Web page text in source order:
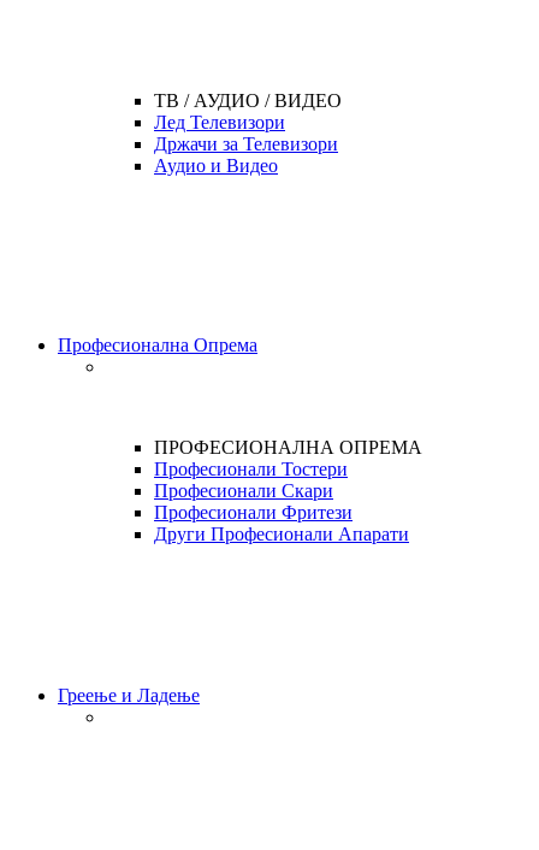
ТВ / АУДИО / ВИДЕО
Лед Телевизори
Држачи за Телевизори
Аудио и Видео
Професионална Опрема
ПРОФЕСИОНАЛНА ОПРЕМА
Професионали Тостери
Професионали Скари
Професионали Фритези
Други Професионали Апарати
Греење и Ладење